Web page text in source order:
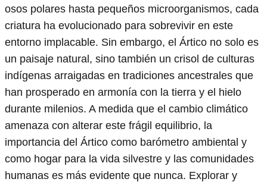
osos polares hasta pequeños microorganismos, cada
criatura ha evolucionado para sobrevivir en este
entorno implacable. Sin embargo, el Ártico no solo es
un paisaje natural, sino también un crisol de culturas
indígenas arraigadas en tradiciones ancestrales que
han prosperado en armonía con la tierra y el hielo
durante milenios. A medida que el cambio climático
amenaza con alterar este frágil equilibrio, la
importancia del Ártico como barómetro ambiental y
como hogar para la vida silvestre y las comunidades
humanas es más evidente que nunca. Explorar y